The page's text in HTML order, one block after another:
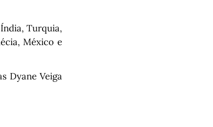
Turquia,
México e
Dyane Veiga